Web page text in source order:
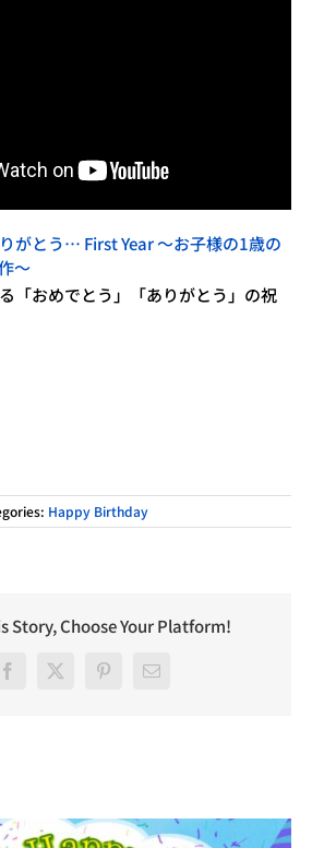
がとう… First Year ～お子様の1歳の
～
「おめでとう」「ありがとう」の祝
Happy Birthday
Story, Choose Your Platform!
Facebook
X Pinterest
電